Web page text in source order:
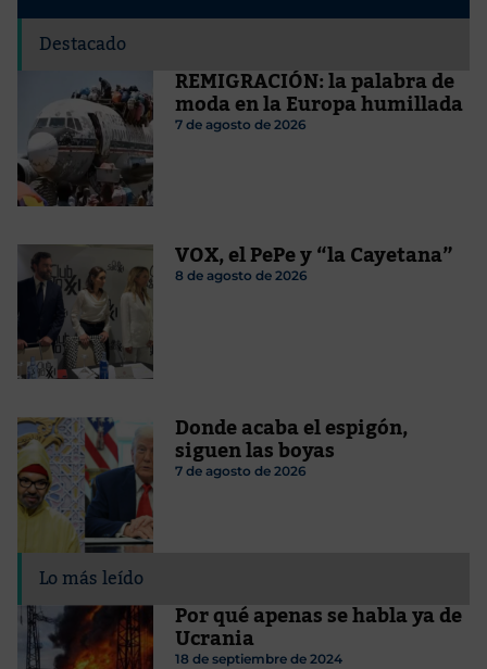
Destacado
REMIGRACIÓN: la palabra de
moda en la Europa humillada
7 de agosto de 2026
VOX, el PePe y “la Cayetana”
8 de agosto de 2026
Donde acaba el espigón,
siguen las boyas
7 de agosto de 2026
Lo más leído
Por qué apenas se habla ya de
Ucrania
18 de septiembre de 2024